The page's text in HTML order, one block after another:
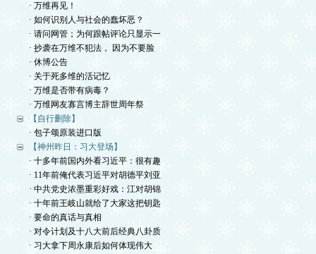
· 万维再见！
· 如何识别人与社会的蠢坏恶？
· 请问网管；为何跟帖评论只显示一
· 抄袭在万维不犯法， 因为不要脸
· 休博公告
· 关于死多维的活记忆
· 万维是否带有病毒？
· 万维网友寡言博主辞世周年祭
【自行删除】
· 包子颂原装进口版
【神州昨日：习大登场】
· 十多年前国内外看习近平：很有趣
· 11年前俺代表习近平对胡德平刘亚
· 中共党史浓墨重彩好戏：江对胡锦
· 十年前王岐山就给了大家这把钥匙
· 要命的真话与真相
· 对令计划及十八大前后经典八卦质
· 习大拿下周永康后如何体现伟大